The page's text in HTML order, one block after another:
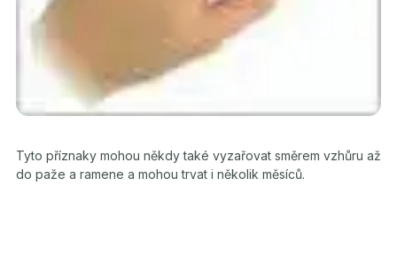
Tyto příznaky mohou někdy také vyzařovat směrem vzhůru až
do paže a ramene a mohou trvat i několik měsíců.